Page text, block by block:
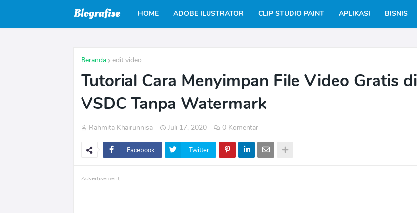
HOME ADOBE ILUSTRATOR CLIP STUDIO PAINT APLIKASI BISNIS
Beranda edit video
Tutorial Cara Menyimpan File Video Gratis di
VSDC Tanpa Watermark
Rahmita Khairunnisa Juli 17, 2020 0 Komentar
Facebook Twitter
Advertisement